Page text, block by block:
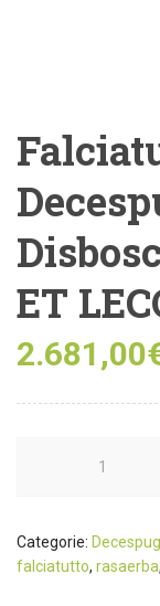
ET
2.681,00
Categorie:
falciatutto, rasaerba,